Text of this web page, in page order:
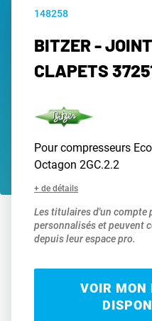
148258
BITZER -
CLAPETS
Pour compresseurs
Octagon 2GC.2.2
+ de détails
Les titulaires d'un compte
personnalisés et peuvent
depuis leur espace pro.
VOIR MON